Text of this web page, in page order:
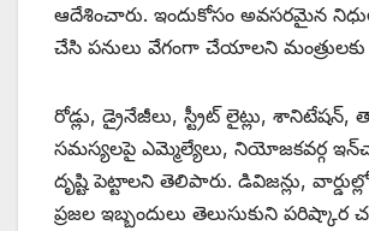
ఆదేశించారు. ఇందుకోసం అవసరమైన
చేసి పనులు వేగంగా చేయాలని
రోడ్లు, డ్రైనేజీలు, స్ట్రీట్ లైట్లు, శానిటేషన్,
సమస్యలపై ఎమ్మెల్యేలు, నియోజకవర్గ
దృష్టి పెట్టాలని తెలిపారు. డివిజన్లు,
ప్రజల ఇబ్బందులు తెలుసుకుని పరిష్కార